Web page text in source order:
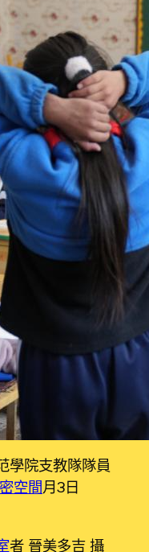
學院支教隊隊員
空間月3日
者 晉美多吉 攝